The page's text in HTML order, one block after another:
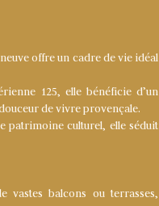
offre un cadre de vie idéal
125, elle bénéficie d’un
de vivre provençale.
patrimoine culturel, elle séduit
vastes balcons ou terrasses,